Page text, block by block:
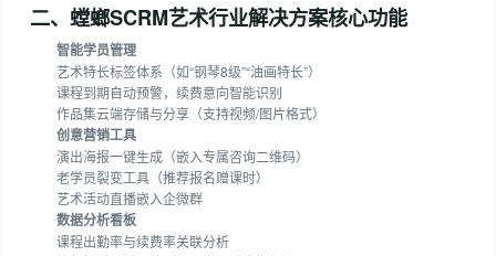
二、螳螂SCRM艺术行业解决方案核心功能
智能学员管理
艺术特长标签体系（如“钢琴8级”“油画特长”）
课程到期自动预警，续费意向智能识别
作品集云端存储与分享（支持视频/图片格式）
创意营销工具
演出海报一键生成（嵌入专属咨询二维码）
老学员裂变工具（推荐报名赠课时）
艺术活动直播嵌入企微群
数据分析看板
课程出勤率与续费率关联分析